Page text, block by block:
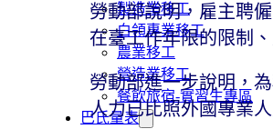
製造業移工
白領專業移工
農業移工
營造業移工
餐飲旅宿-實習生專區
巴氏量表
勞動部說明，雇主聘
在臺工作年限的限制
勞動部進一步說明，
人力已比照外國專業